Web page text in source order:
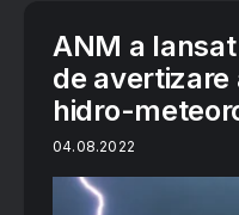
ANM a
de
hidro-
04.08.2022